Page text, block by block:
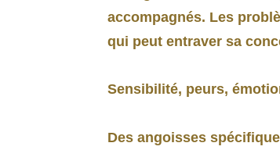
accompagnés. Les
qui peut entraver sa
Sensibilité, peurs,
Des angoisses